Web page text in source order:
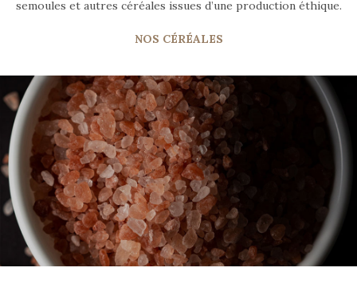
semoules et autres céréales issues d’une production éthique.
NOS CÉRÉALES